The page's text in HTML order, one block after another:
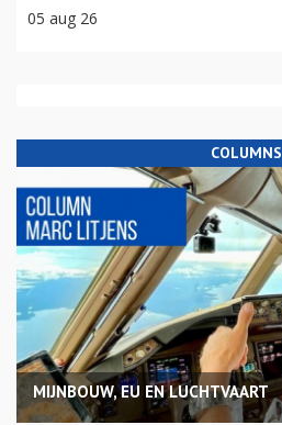
05 aug 26
COLUMNS
MIJNBOUW, EU EN LUCHTVAART